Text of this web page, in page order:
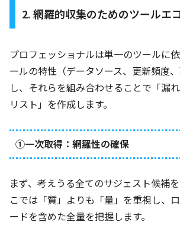
2. 網羅的収集のためのツールエ
プロフェッショナルは単一のツールに
ールの特性（データソース、更新頻度
し、それらを組み合わせることで「漏
リスト」を作成します。
①一次取得：網羅性の確保
まず、考えうる全てのサジェスト候補
こでは「質」よりも「量」を重視し、
ードを含めた全量を把握します。